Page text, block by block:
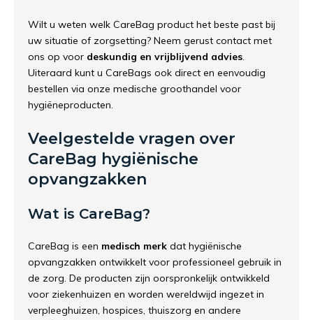
Wilt u weten welk CareBag product het beste past bij
uw situatie of zorgsetting? Neem gerust contact met
ons op voor deskundig en vrijblijvend advies.
Uiteraard kunt u CareBags ook direct en eenvoudig
bestellen via onze medische groothandel voor
hygiëneproducten.
Veelgestelde vragen over
CareBag hygiënische
opvangzakken
Wat is CareBag?
CareBag is een medisch merk dat hygiënische
opvangzakken ontwikkelt voor professioneel gebruik in
de zorg. De producten zijn oorspronkelijk ontwikkeld
voor ziekenhuizen en worden wereldwijd ingezet in
verpleeghuizen, hospices, thuiszorg en andere